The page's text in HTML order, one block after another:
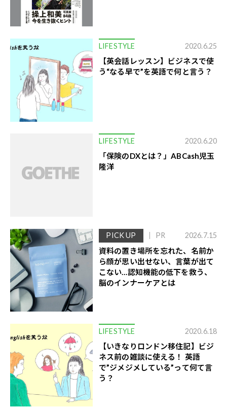
LIFESTYLE 2020.6.25
【英会話レッスン】ビジネスで使
う“なる早で”を英語で何と言う？
LIFESTYLE 2020.6.20
「保険のDXとは？」ABCash児玉
隆洋
PICK UP PR 2026.7.15
資料の置き場所を忘れた、名前か
ら顔が思い出せない、言葉が出て
こない…認知機能の低下を救う、
脳のインナーケアとは
LIFESTYLE 2020.6.18
【いきなりロンドン移住記】ビジ
ネス前の雑談に使える！ 英語
で”ジメジメしている”って何て言
う？